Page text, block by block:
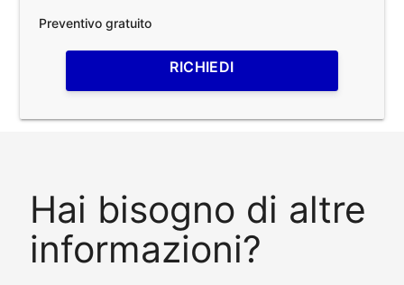
Preventivo gratuito
RICHIEDI
Hai bisogno di altre
informazioni?